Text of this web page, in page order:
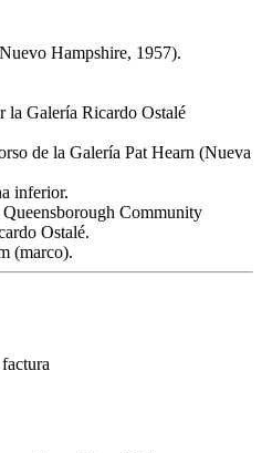
Hampshire, 1957).
la Galería Ricardo Ostalé
de la Galería Pat Hearn (Nueva
inferior.
Community
Ostalé.
(marco).